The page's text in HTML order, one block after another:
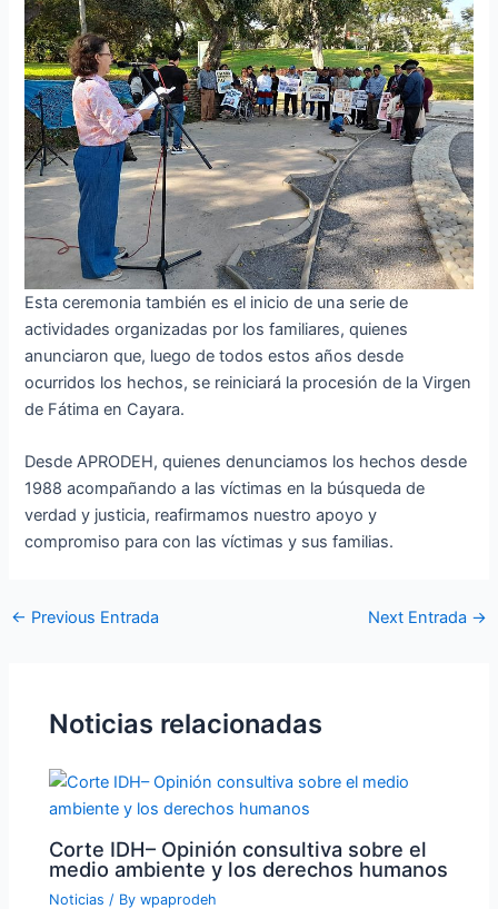
Esta ceremonia también es el inicio de una serie de
actividades organizadas por los familiares, quienes
anunciaron que, luego de todos estos años desde
ocurridos los hechos, se reiniciará la procesión de la Virgen
de Fátima en Cayara.
Desde APRODEH, quienes denunciamos los hechos desde
1988 acompañando a las víctimas en la búsqueda de
verdad y justicia, reafirmamos nuestro apoyo y
compromiso para con las víctimas y sus familias.
← Previous Entrada Next Entrada →
Noticias relacionadas
Corte IDH– Opinión consultiva sobre el
medio ambiente y los derechos humanos
Noticias / Bywpaprodeh